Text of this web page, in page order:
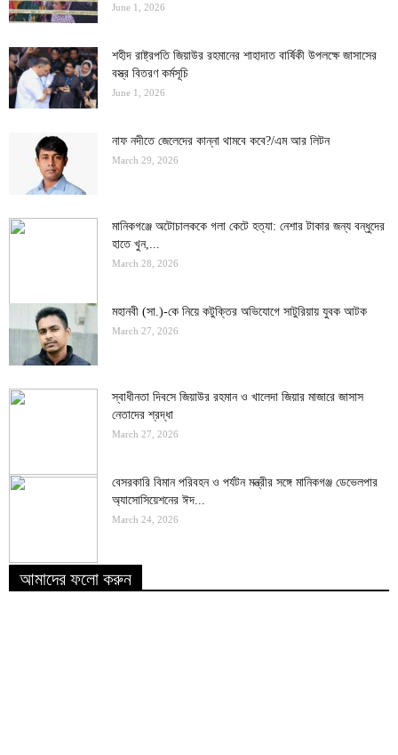
June 1, 2026
শহীদ রাষ্ট্রপতি জিয়াউর রহমানের শাহাদাত বার্ষিকী উপলক্ষে জাসাসের
বস্ত্র বিতরণ কর্মসূচি
June 1, 2026
নাফ নদীতে জেলেদের কান্না থামবে কবে?/এম আর লিটন
March 29, 2026
মানিকগঞ্জে অটোচালককে গলা কেটে হত্যা: নেশার টাকার জন্য বন্ধুদের
হাতে খুন,...
March 28, 2026
মহানবী (সা.)-কে নিয়ে কটুক্তির অভিযোগে সাটুরিয়ায় যুবক আটক
March 27, 2026
স্বাধীনতা দিবসে জিয়াউর রহমান ও খালেদা জিয়ার মাজারে জাসাস
নেতাদের শ্রদ্ধা
March 27, 2026
বেসরকারি বিমান পরিবহন ও পর্যটন মন্ত্রীর সঙ্গে মানিকগঞ্জ ডেভেলপার
অ্যাসোসিয়েশনের ঈদ...
March 24, 2026
আমাদের ফলো করুন